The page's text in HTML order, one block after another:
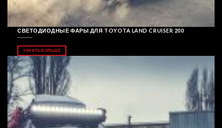
СВЕТОДИОДНЫЕ ФАРЫ ДЛЯ TOYOTA LAND CRUISER 200
УЗНАТЬ БОЛЬШЕ